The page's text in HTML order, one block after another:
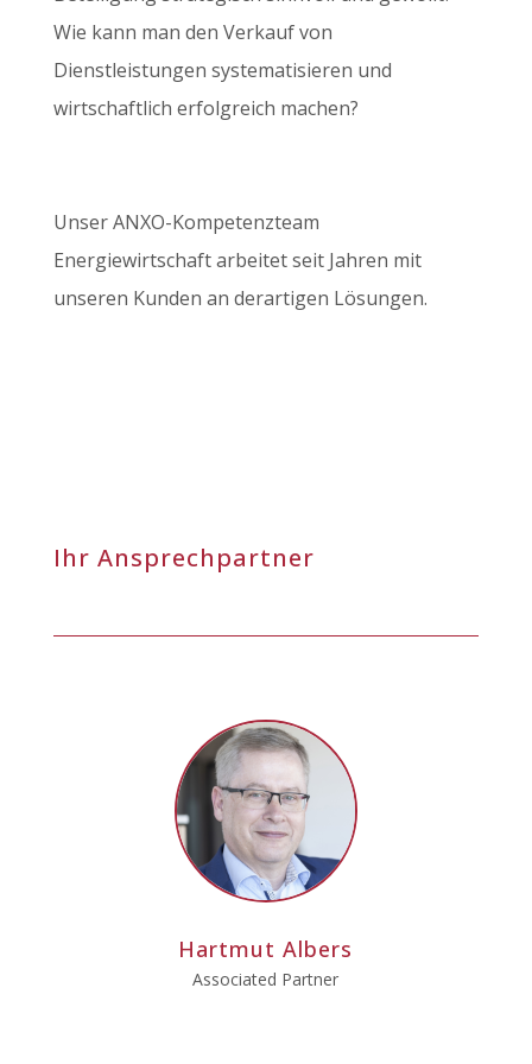
Wie kann man den Verkauf von
Dienstleistungen systematisieren und
wirtschaftlich erfolgreich machen?
Unser ANXO-Kompetenzteam
Energiewirtschaft arbeitet seit Jahren mit
unseren Kunden an derartigen Lösungen.
Ihr Ansprechpartner
Hartmut Albers
Associated Partner